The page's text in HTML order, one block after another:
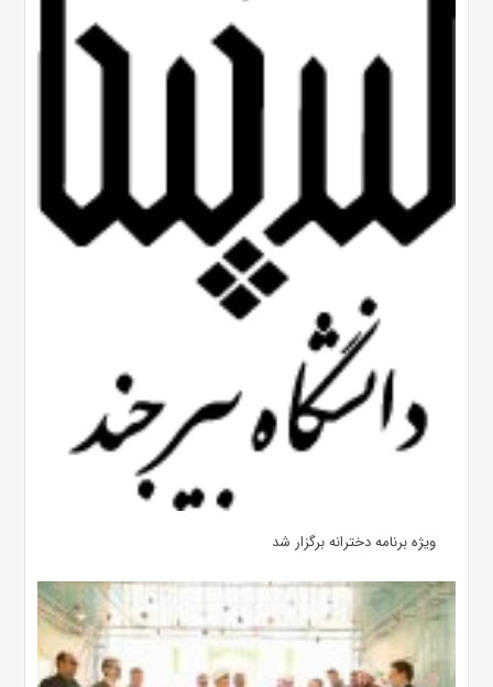
ویژه برنامه دخترانه برگزار شد